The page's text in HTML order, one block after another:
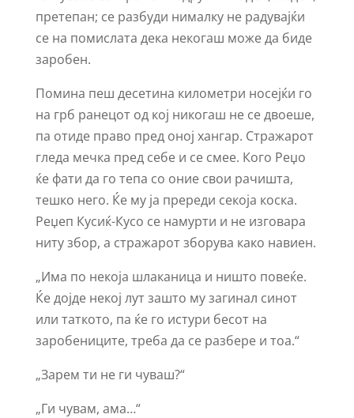
претепан; се разбуди нималку не радувајќи
се на помислата дека некогаш може да биде
заробен.
Помина пеш десетина километри носејќи го
на грб ранецот од кој никогаш не се двоеше,
па отиде право пред оној хангар. Стражарот
гледа мечка пред себе и се смее. Кого Реџо
ќе фати да го тепа со оние свои рачишта,
тешко него. Ќе му ја пререди секоја коска.
Реџеп Кусиќ-Кусо се намурти и не изговара
ниту збор, а стражарот зборува како навиен.
„Има по некоја шлаканица и ништо повеќе.
Ќе дојде некој лут зашто му загинал синот
или таткото, па ќе го истури бесот на
заробениците, треба да се разбере и тоа.“
„Зарем ти не ги чуваш?“
„Ги чувам, ама…“